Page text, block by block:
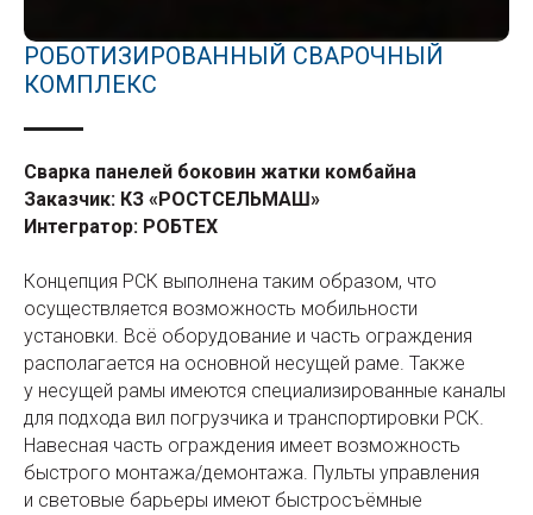
РОБОТИЗИРОВАННЫЙ СВАРОЧНЫЙ
КОМПЛЕКС
Сварка панелей боковин жатки комбайна
Заказчик: КЗ «РОСТСЕЛЬМАШ»
Интегратор: РОБТЕХ
Концепция РСК выполнена таким образом, что
осуществляется возможность мобильности
установки. Всё оборудование и часть ограждения
располагается на основной несущей раме. Также
у несущей рамы имеются специализированные каналы
для подхода вил погрузчика и транспортировки РСК.
Навесная часть ограждения имеет возможность
быстрого монтажа/демонтажа. Пульты управления
и световые барьеры имеют быстросъёмные